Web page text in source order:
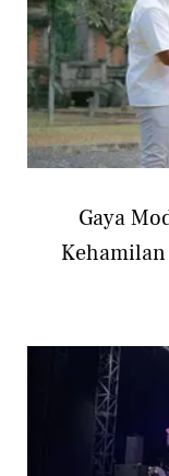
Gaya
Kehamilan